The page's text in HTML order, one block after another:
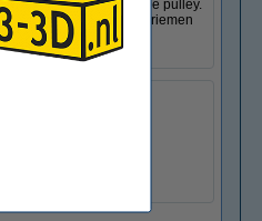
van een hoogwaardige pulley.
pulley is geschikt voor riemen
motoren met een as